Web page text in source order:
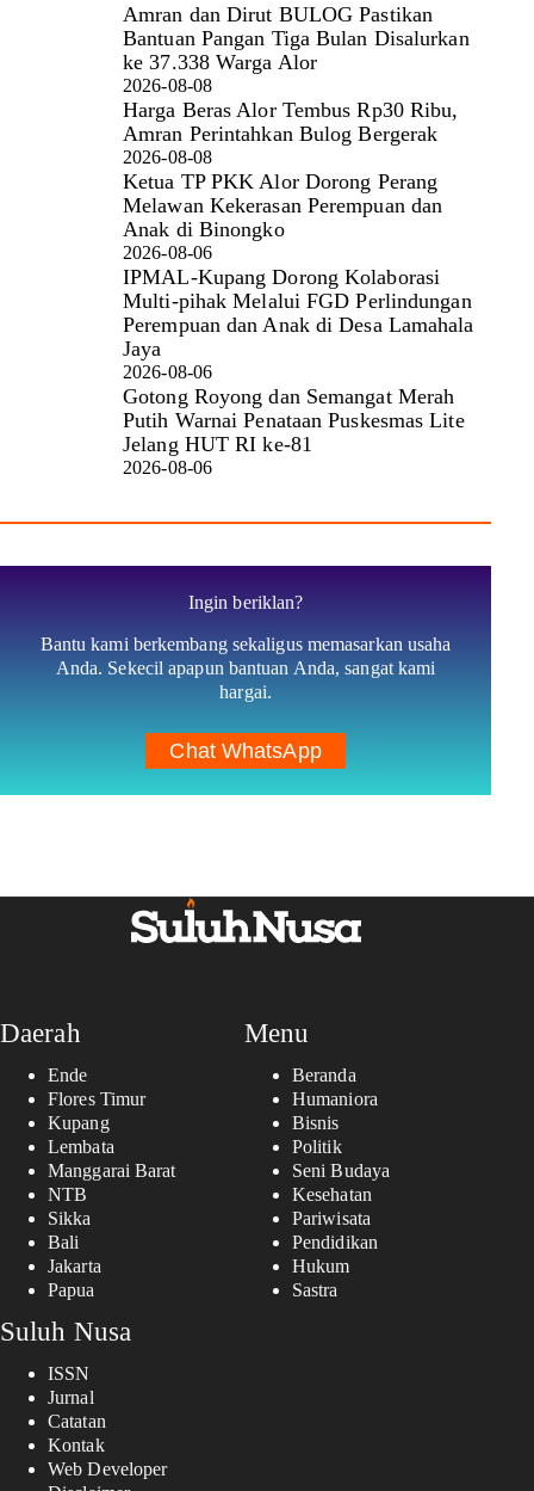
Amran dan Dirut BULOG Pastikan
Bantuan Pangan Tiga Bulan Disalurkan
ke 37.338 Warga Alor
2026-08-08
Harga Beras Alor Tembus Rp30 Ribu,
Amran Perintahkan Bulog Bergerak
2026-08-08
Ketua TP PKK Alor Dorong Perang
Melawan Kekerasan Perempuan dan
Anak di Binongko
2026-08-06
IPMAL-Kupang Dorong Kolaborasi
Multi-pihak Melalui FGD Perlindungan
Perempuan dan Anak di Desa Lamahala
Jaya
2026-08-06
Gotong Royong dan Semangat Merah
Putih Warnai Penataan Puskesmas Lite
Jelang HUT RI ke-81
2026-08-06
Ingin beriklan?
Bantu kami berkembang sekaligus memasarkan usaha
Anda. Sekecil apapun bantuan Anda, sangat kami
hargai.
Chat WhatsApp
Daerah
Ende
Flores Timur
Kupang
Lembata
Manggarai Barat
NTB
Sikka
Bali
Jakarta
Papua
Menu
Beranda
Humaniora
Bisnis
Politik
Seni Budaya
Kesehatan
Pariwisata
Pendidikan
Hukum
Sastra
Suluh Nusa
ISSN
Jurnal
Catatan
Kontak
Web Developer